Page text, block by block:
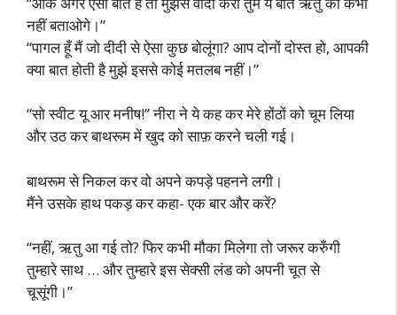
नहीं बताओगे।”
“पागल हूँ मैं जो दीदी से ऐसा कुछ बोलूंगा? आप दोनों दोस्त हो, आपकी
क्या बात होती है मुझे इससे कोई मतलब नहीं।”
“सो स्वीट यू आर मनीष!” नीरा ने ये कह कर मेरे होंठों को चूम लिया
और उठ कर बाथरूम में खुद को साफ़ करने चली गई।
बाथरूम से निकल कर वो अपने कपड़े पहनने लगी।
मैंने उसके हाथ पकड़ कर कहा- एक बार और करें?
“नहीं, ऋतु आ गई तो? फिर कभी मौका मिलेगा तो जरूर करुँगी
तुम्हारे साथ … और तुम्हारे इस सेक्सी लंड को अपनी चूत से
चूसूंगी।”